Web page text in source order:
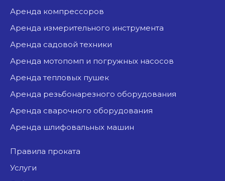
аренда компрессоров
аренда измерительного инструмента
аренда садовой техники
аренда мотопомп и погружных насосов
аренда тепловых пушек
аренда резьбонарезного оборудования
аренда сварочного оборудования
аренда шлифовальных машин
Правила проката
Услуги